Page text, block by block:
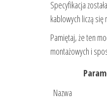
Specyfikacja
kablowych liczą
Pamiętaj, że ten
montażowych i
Nazwa